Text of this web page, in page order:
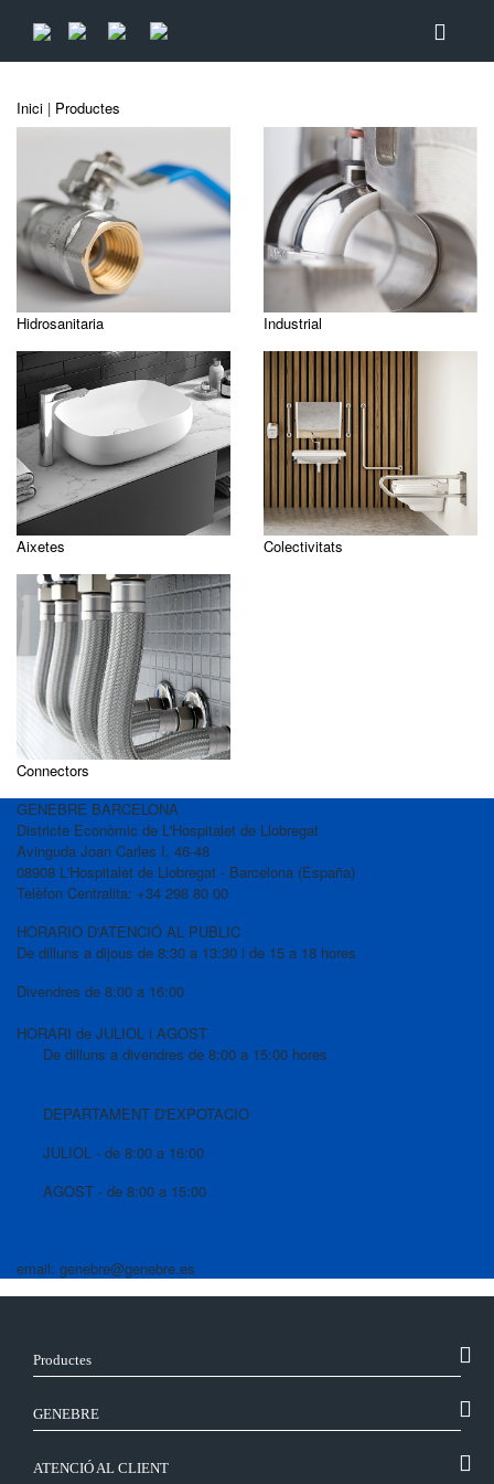
Inici | Productes
Hidrosanitaria Industrial
Aixetes Colectivitats
Connectors
GENEBRE BARCELONA
Districte Econòmic de L'Hospitalet de Llobregat
Avinguda Joan Carles I, 46-48
08908 L'Hospitalet de Llobregat - Barcelona (España)
Telèfon Centralita: +34 298 80 00
HORARIO D'ATENCIÓ AL PUBLIC
De dilluns a dijous de 8:30 a 13:30 i de 15 a 18 hores
Divendres de 8:00 a 16:00
HORARI de JULIOL i AGOST
De dilluns a divendres de 8:00 a 15:00 hores
DEPARTAMENT D'EXPOTACIO
JULIOL - de 8:00 a 16:00
AGOST - de 8:00 a 15:00
email: genebre@genebre.es
Productes
GENEBRE
ATENCIÓ AL CLIENT